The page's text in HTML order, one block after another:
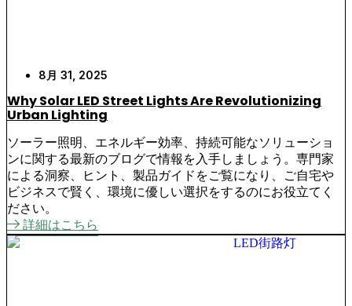
8月 31, 2025
Why Solar LED Street Lights Are Revolutionizing
Urban Lighting
ソーラー照明、エネルギー効率、持続可能なソリューショ
ンに関する最新のブログで情報を入手しましょう。専門家
による洞察、ヒント、製品ガイドをご覧になり、ご自宅や
ビジネスで賢く、環境に優しい選択をするのにお役立てく
ださい。
詳細はこちら